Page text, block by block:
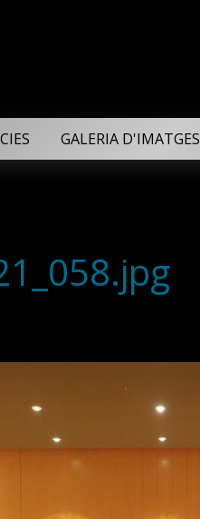
GALERIA D'IMATGES